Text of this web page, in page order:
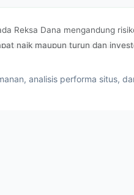
Reksa Dana mengandung
naik maupun turun dan
kinerja di masa yang akan
analisis performa situs,